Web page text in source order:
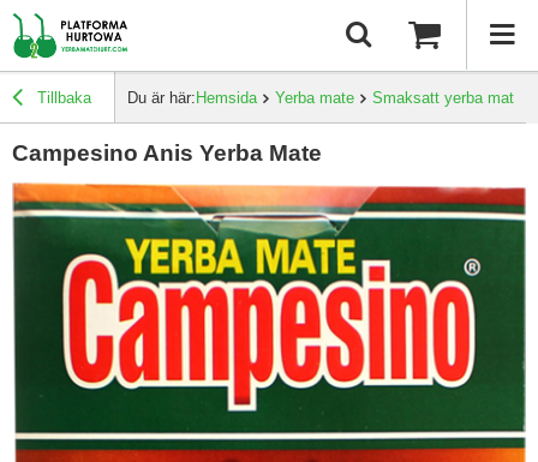
Tillbaka Du är här: Hemsida Yerba mate Smaksatt yerba mate
Campesino Anis Yerba Mate